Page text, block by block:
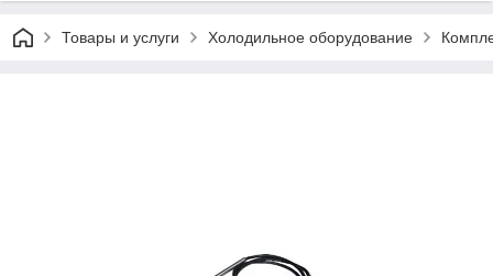
Товары и услуги Холодильное оборудование